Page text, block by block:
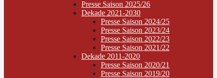
Presse Saison 2025/26
Dekade 2021-2030
Presse Saison 2024/25
Presse Saison 2023/24
Presse Saison 2022/23
Presse Saison 2021/22
Dekade 2011-2020
Presse Saison 2020/21
Presse Saison 2019/20